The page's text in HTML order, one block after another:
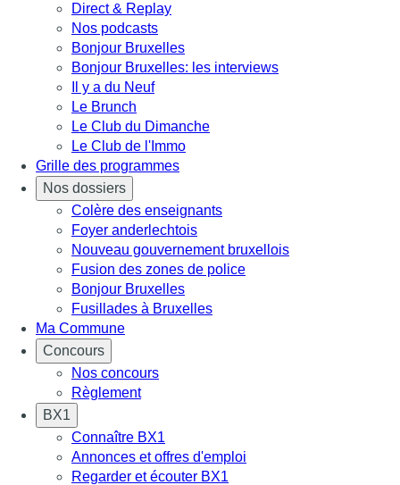
Direct & Replay
Nos podcasts
Bonjour Bruxelles
Bonjour Bruxelles: les interviews
Il y a du Neuf
Le Brunch
Le Club du Dimanche
Le Club de l'Immo
Grille des programmes
Nos dossiers
Colère des enseignants
Foyer anderlechtois
Nouveau gouvernement bruxellois
Fusion des zones de police
Bonjour Bruxelles
Fusillades à Bruxelles
Ma Commune
Concours
Nos concours
Règlement
BX1
Connaître BX1
Annonces et offres d'emploi
Regarder et écouter BX1